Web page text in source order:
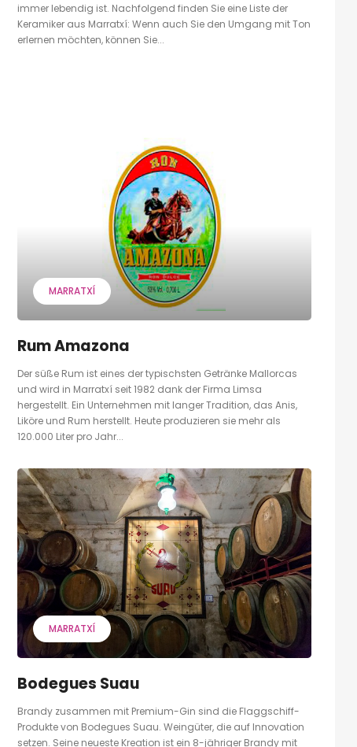
immer lebendig ist. Nachfolgend finden Sie eine Liste der
Keramiker aus Marratxí: Wenn auch Sie den Umgang mit Ton
erlernen möchten, können Sie...
MARRATXÍ
Rum Amazona
Der süße Rum ist eines der typischsten Getränke Mallorcas
und wird in Marratxí seit 1982 dank der Firma Limsa
hergestellt. Ein Unternehmen mit langer Tradition, das Anis,
Liköre und Rum herstellt. Heute produzieren sie mehr als
120.000 Liter pro Jahr...
MARRATXÍ
Bodegues Suau
Brandy zusammen mit Premium-Gin sind die Flaggschiff-
Produkte von Bodegues Suau. Weingüter, die auf Innovation
setzen. Seine neueste Kreation ist ein 8-jähriger Brandy mit